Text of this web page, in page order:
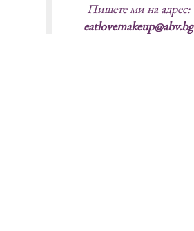
Пишете ми на адрес:
eatlovemakeup@abv.bg